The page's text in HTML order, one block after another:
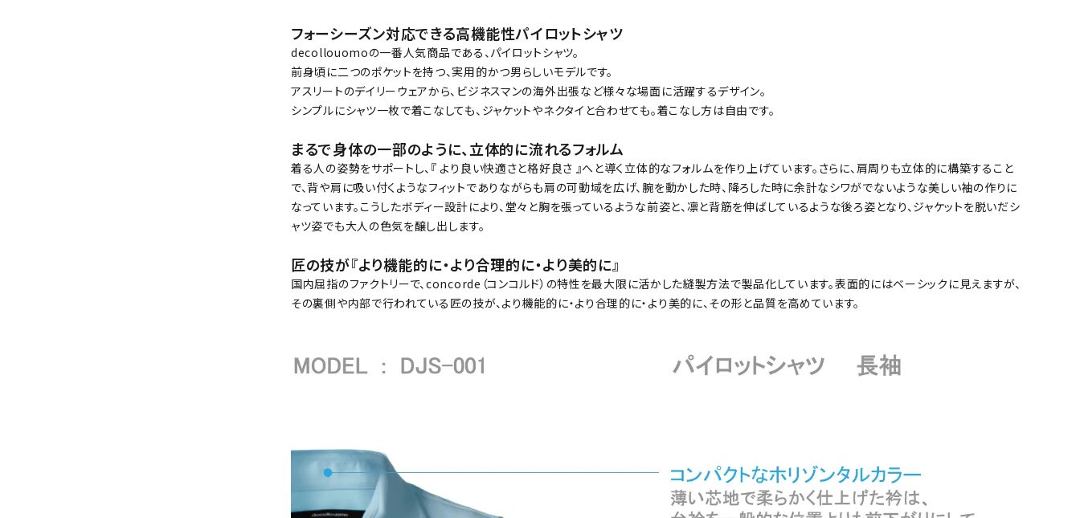
フォーシーズン対応できる高機能性パイロットシャツ
decollouomoの一番人気商品である、パイロットシャツ。
前身頃に二つのポケットを持つ、実用的かつ男らしいモデルです。
アスリートのデイリーウェアから、ビジネスマンの海外出張など様々な場面に活躍するデザイン。
シンプルにシャツ一枚で着こなしても、ジャケットやネクタイと合わせても。着こなし方は自由です。
まるで身体の一部のように、立体的に流れるフォルム
着る人の姿勢をサポートし、『 より良い快適さと格好良さ 』へと導く立体的なフォルムを作り上げています。さらに、肩周りも立体的に構築すること
で、背や肩に吸い付くようなフィットでありながらも肩の可動域を広げ、腕を動かした時、降ろした時に余計なシワがでないような美しい袖の作りに
なっています。こうしたボディー設計により、堂々と胸を張っているような前姿と、凛と背筋を伸ばしているような後ろ姿となり、ジャケットを脱いだシ
ャツ姿でも大人の色気を醸し出します。
匠の技が『より機能的に・より合理的に・より美的に』
国内屈指のファクトリーで、concorde（コンコルド）の特性を最大限に活かした縫製方法で製品化しています。表面的にはベーシックに見えますが、
その裏側や内部で行われている匠の技が、より機能的に・より合理的に・より美的に、その形と品質を高めています。